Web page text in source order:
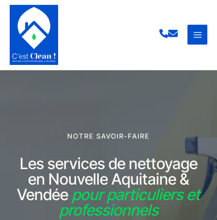
Aller
contenu
NOTRE SAVOIR-FAIRE
Les services de nettoyage
en Nouvelle Aquitaine &
Vendée pour particuliers et
professionnels